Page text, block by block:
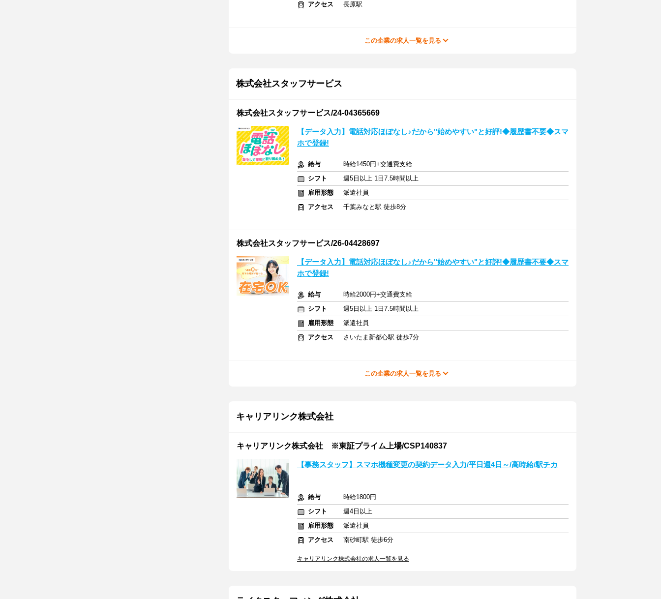
アクセス
長原駅
この企業の求人一覧を見る
株式会社スタッフサービス
株式会社スタッフサービス/24-04365669
【データ入力】電話対応ほぼなし♪だから"始めやすい"と好評!◆履歴書不要◆スマ
ホで登録!
給与
時給1450円+交通費支給
シフト
週5日以上 1日7.5時間以上
雇用形態
派遣社員
アクセス
千葉みなと駅 徒歩8分
株式会社スタッフサービス/26-04428697
【データ入力】電話対応ほぼなし♪だから"始めやすい"と好評!◆履歴書不要◆スマ
ホで登録!
給与
時給2000円+交通費支給
シフト
週5日以上 1日7.5時間以上
雇用形態
派遣社員
アクセス
さいたま新都心駅 徒歩7分
この企業の求人一覧を見る
キャリアリンク株式会社
キャリアリンク株式会社 ※東証プライム上場/CSP140837
【事務スタッフ】スマホ機種変更の契約データ入力/平日週4日～/高時給/駅チカ
給与
時給1800円
シフト
週4日以上
雇用形態
派遣社員
アクセス
南砂町駅 徒歩6分
キャリアリンク株式会社の求人一覧を見る